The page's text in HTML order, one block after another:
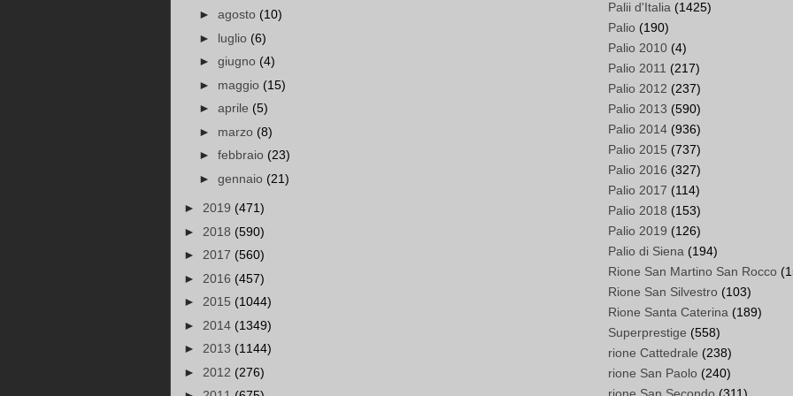
► agosto (10)
► luglio (6)
► giugno (4)
► maggio (15)
► aprile (5)
► marzo (8)
► febbraio (23)
► gennaio (21)
► 2019 (471)
► 2018 (590)
► 2017 (560)
► 2016 (457)
► 2015 (1044)
► 2014 (1349)
► 2013 (1144)
► 2012 (276)
Palii d'Italia (1425)
Palio (190)
Palio 2010 (4)
Palio 2011 (217)
Palio 2012 (237)
Palio 2013 (590)
Palio 2014 (936)
Palio 2015 (737)
Palio 2016 (327)
Palio 2017 (114)
Palio 2018 (153)
Palio 2019 (126)
Palio di Siena (194)
Rione San Martino San Rocco
Rione San Silvestro (103)
Rione Santa Caterina (189)
Superprestige (558)
rione Cattedrale (238)
rione San Paolo (240)